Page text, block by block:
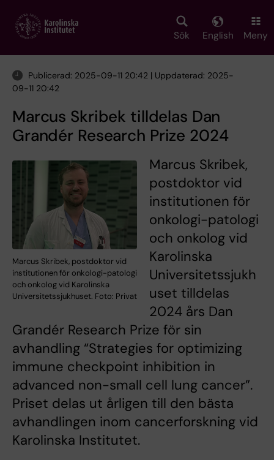
main
Sök English Meny
Publicerad: 2025-09-11 20:42 | Uppdaterad: 2025-
09-11 20:42
Marcus Skribek tilldelas Dan
Grandér Research Prize 2024
Marcus Skribek, postdoktor vid
institutionen för onkologi-patologi
och onkolog vid Karolinska
Universitetssjukhuset. Foto: Privat
Marcus Skribek,
postdoktor vid
institutionen för
onkologi-patologi
och onkolog vid
Karolinska
Universitetssjukh
uset tilldelas
2024 års Dan
Grandér Research Prize för sin
avhandling “Strategies for optimizing
immune checkpoint inhibition in
advanced non-small cell lung cancer”.
Priset delas ut årligen till den bästa
avhandlingen inom cancerforskning vid
Karolinska Institutet.